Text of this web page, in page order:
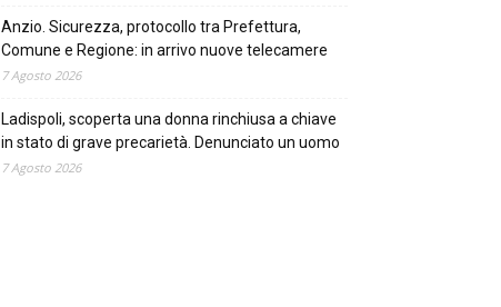
Anzio. Sicurezza, protocollo tra Prefettura,
Comune e Regione: in arrivo nuove telecamere
7 Agosto 2026
Ladispoli, scoperta una donna rinchiusa a chiave
in stato di grave precarietà. Denunciato un uomo
7 Agosto 2026